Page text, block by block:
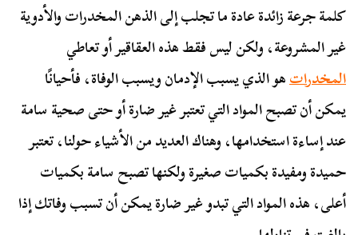
كلمة جرعة زائدة عادة ما تجلب إلى الذهن المخدرات والأدوية
غير المشروعة، ولكن ليس فقط هذه العقاقير أو تعاطي
المخدراتهو الذي يسبب الإدمان ويسبب الوفاة، فأحيانًا
يمكن أن تصبح المواد التي تعتبر غير ضارة أو حتى صحية سامة
عند إساءة استخدامها، وهناك العديد من الأشياء حولنا، تعتبر
حميدة ومفيدة بكميات صغيرة ولكنها تصبح سامة بكميات
أعلى، هذه المواد التي تبدو غير ضارة يمكن أن تسبب وفاتك إذا